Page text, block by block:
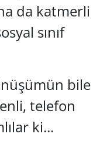
da katmerli
sınıf
bile
telefon
ki...